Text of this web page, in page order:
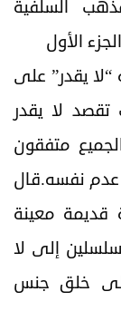
السلفية
الأول
“لا يقدر” على
لا يقدر
متفقون
عدم نفسه.قال
قديمة معينة
إلى لا
خلق جنس